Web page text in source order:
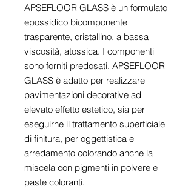
APSEFLOOR GLASS è un formulato
epossidico bicomponente
trasparente, cristallino, a bassa
viscosità, atossica. I componenti
sono forniti predosati. APSEFLOOR
GLASS è adatto per realizzare
pavimentazioni decorative ad
elevato effetto estetico, sia per
eseguirne il trattamento superficiale
di finitura, per oggettistica e
arredamento colorando anche la
miscela con pigmenti in polvere e
paste coloranti.